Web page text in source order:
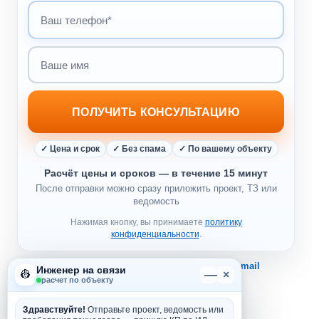
ПОЛУЧИТЬ КОНСУЛЬТАЦИЮ
✓ Цена и срок ✓ Без спама ✓ По вашему объекту
Расчёт цены и сроков — в течение 15 минут
После отправки можно сразу приложить проект, ТЗ или
ведомость
Нажимая кнопку, вы принимаете политику
конфиденциальности.
Не хотите звонков? 📩 Получить КП на e-mail
👷 Инженер на связи
расчет по объекту — ×
Здравствуйте! Отправьте проект, ведомость или